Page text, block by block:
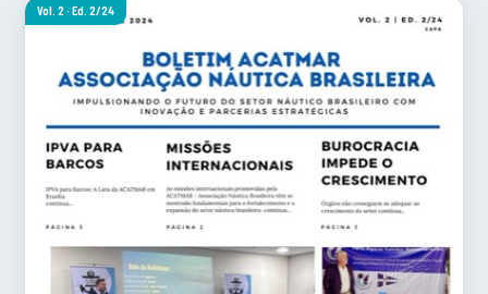
Vol. 2 · Ed. 2/24